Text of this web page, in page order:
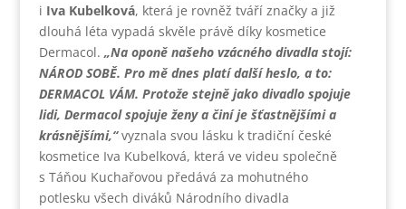
i Iva Kubelková, která je rovněž tváří značky a již
dlouhá léta vypadá skvěle právě díky kosmetice
Dermacol. „Na oponě našeho vzácného divadla stojí:
NÁROD SOBĚ. Pro mě dnes platí další heslo, a to:
DERMACOL VÁM. Protože stejně jako divadlo spojuje
lidi, Dermacol spojuje ženy a činí je šťastnějšími a
krásnějšími,“vyznala svou lásku k tradiční české
kosmetice Iva Kubelková, která ve videu společně
s Táňou Kuchařovou předává za mohutného
potlesku všech diváků Národního divadla